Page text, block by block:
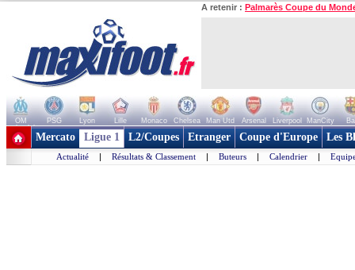
A retenir : Palmarès Coupe du
OM PSG Lyon Lille Monaco Chelsea Man Utd Arsenal Liverpool ManCity
+ de clubs
Mercato Ligue 1 L2/Coupes Etranger Coupe d'Europe Les
Actualité | Résultats & Classement | Buteurs | Calendrier |